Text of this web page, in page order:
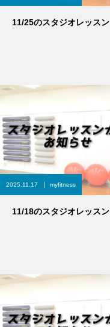
11/25のスタジオレッスン
2025.11.17 myfitness
11/18のスタジオレッスン